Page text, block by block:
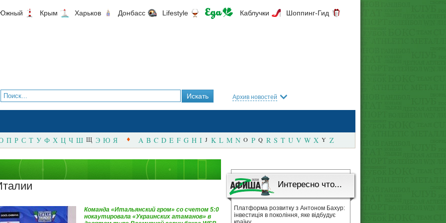
Крым Харьков Донбасс Lifestyle Каблучки Шоппинг-Гид
Архив новостей
П Р С Т У Ф Х Ц Ч Ш Щ Э Ю Я A B C D E F G H I J K L M N O P Q R S T U V W X Y Z
Команда «Итальянский гром» со счетом 5:0
нокаутировала «Украинских атаманов» в
Интересно что...
Платформа розвитку з Антоном Бахур:
інвестиція в покоління, яке відбудує